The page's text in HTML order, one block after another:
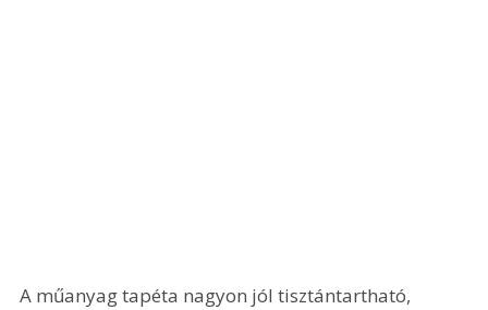
A műanyag tapéta nagyon jól tisztántartható,